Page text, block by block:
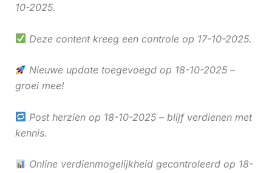
10-2025.
Deze content kreeg een controle op 17-10-2025.
Nieuwe update toegevoegd op 18-10-2025 –
groei mee!
Post herzien op 18-10-2025 – blijf verdienen met
kennis.
Online verdienmogelijkheid gecontroleerd op 18-